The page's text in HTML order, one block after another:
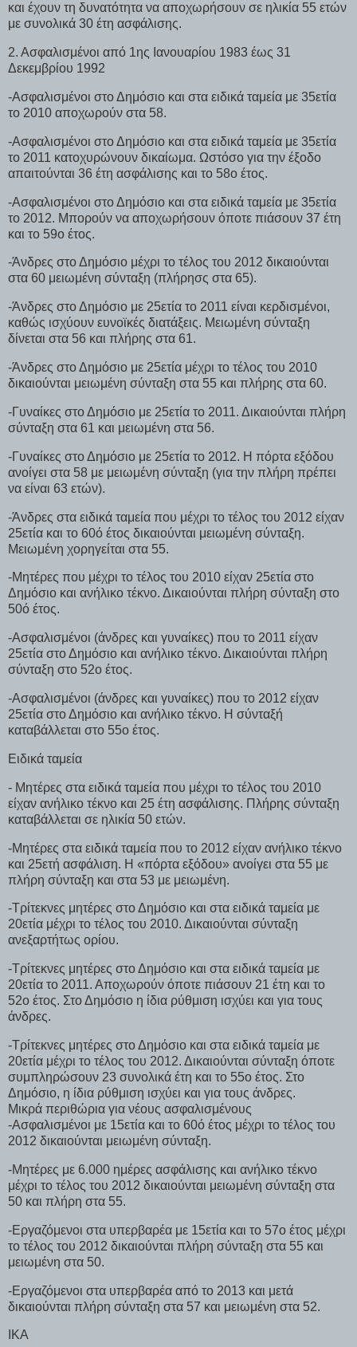
και έχουν τη δυνατότητα να αποχωρήσουν σε ηλικία 55 ετών
με συνολικά 30 έτη ασφάλισης.
2. Ασφαλισμένοι από 1ης Ιανουαρίου 1983 έως 31
Δεκεμβρίου 1992
-Ασφαλισμένοι στο Δημόσιο και στα ειδικά ταμεία με 35ετία
το 2010 αποχωρούν στα 58.
-Ασφαλισμένοι στο Δημόσιο και στα ειδικά ταμεία με 35ετία
το 2011 κατοχυρώνουν δικαίωμα. Ωστόσο για την έξοδο
απαιτούνται 36 έτη ασφάλισης και το 58ο έτος.
-Ασφαλισμένοι στο Δημόσιο και στα ειδικά ταμεία με 35ετία
το 2012. Μπορούν να αποχωρήσουν όποτε πιάσουν 37 έτη
και το 59ο έτος.
-Άνδρες στο Δημόσιο μέχρι το τέλος του 2012 δικαιούνται
στα 60 μειωμένη σύνταξη (πλήρησς στα 65).
-Άνδρες στο Δημόσιο με 25ετία το 2011 είναι κερδισμένοι,
καθώς ισχύουν ευνοϊκές διατάξεις. Μειωμένη σύνταξη
δίνεται στα 56 και πλήρης στα 61.
-Άνδρες στο Δημόσιο με 25ετία μέχρι το τέλος του 2010
δικαιούνται μειωμένη σύνταξη στα 55 και πλήρης στα 60.
-Γυναίκες στο Δημόσιο με 25ετία το 2011. Δικαιούνται πλήρη
σύνταξη στα 61 και μειωμένη στα 56.
-Γυναίκες στο Δημόσιο με 25ετία το 2012. Η πόρτα εξόδου
ανοίγει στα 58 με μειωμένη σύνταξη (για την πλήρη πρέπει
να είναι 63 ετών).
-Άνδρες στα ειδικά ταμεία που μέχρι το τέλος του 2012 είχαν
25ετία και το 60ό έτος δικαιούνται μειωμένη σύνταξη.
Μειωμένη χορηγείται στα 55.
-Μητέρες που μέχρι το τέλος του 2010 είχαν 25ετία στο
Δημόσιο και ανήλικο τέκνο. Δικαιούνται πλήρη σύνταξη στο
50ό έτος.
-Ασφαλισμένοι (άνδρες και γυναίκες) που το 2011 είχαν
25ετία στο Δημόσιο και ανήλικο τέκνο. Δικαιούνται πλήρη
σύνταξη στο 52ο έτος.
-Ασφαλισμένοι (άνδρες και γυναίκες) που το 2012 είχαν
25ετία στο Δημόσιο και ανήλικο τέκνο. Η σύνταξή
καταβάλλεται στο 55ο έτος.
Ειδικά ταμεία
- Μητέρες στα ειδικά ταμεία που μέχρι το τέλος του 2010
είχαν ανήλικο τέκνο και 25 έτη ασφάλισης. Πλήρης σύνταξη
καταβάλλεται σε ηλικία 50 ετών.
-Μητέρες στα ειδικά ταμεία που το 2012 είχαν ανήλικο τέκνο
και 25ετή ασφάλιση. Η «πόρτα εξόδου» ανοίγει στα 55 με
πλήρη σύνταξη και στα 53 με μειωμένη.
-Τρίτεκνες μητέρες στο Δημόσιο και στα ειδικά ταμεία με
20ετία μέχρι το τέλος του 2010. Δικαιούνται σύνταξη
ανεξαρτήτως ορίου.
-Τρίτεκνες μητέρες στο Δημόσιο και στα ειδικά ταμεία με
20ετία το 2011. Αποχωρούν όποτε πιάσουν 21 έτη και το
52ο έτος. Στο Δημόσιο η ίδια ρύθμιση ισχύει και για τους
άνδρες.
-Τρίτεκνες μητέρες στο Δημόσιο και στα ειδικά ταμεία με
20ετία μέχρι το τέλος του 2012. Δικαιούνται σύνταξη όποτε
συμπληρώσουν 23 συνολικά έτη και το 55ο έτος. Στο
Δημόσιο, η ίδια ρύθμιση ισχύει και για τους άνδρες.
Μικρά περιθώρια για νέους ασφαλισμένους
-Ασφαλισμένοι με 15ετία και το 60ό έτος μέχρι το τέλος του
2012 δικαιούνται μειωμένη σύνταξη.
-Μητέρες με 6.000 ημέρες ασφάλισης και ανήλικο τέκνο
μέχρι το τέλος του 2012 δικαιούνται μειωμένη σύνταξη στα
50 και πλήρη στα 55.
-Εργαζόμενοι στα υπερβαρέα με 15ετία και το 57ο έτος μέχρι
το τέλος του 2012 δικαιούνται πλήρη σύνταξη στα 55 και
μειωμένη στα 50.
-Εργαζόμενοι στα υπερβαρέα από το 2013 και μετά
δικαιούνται πλήρη σύνταξη στα 57 και μειωμένη στα 52.
ΙΚΑ